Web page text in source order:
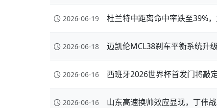
2026-06-19 杜兰特中距离命中率跌至39%
2026-06-18 迈凯伦MCL38刹车平衡系统升
2026-06-16 西班牙2026世界杯首发门将敲
2026-06-16 山东高速换帅效应显现，丁伟